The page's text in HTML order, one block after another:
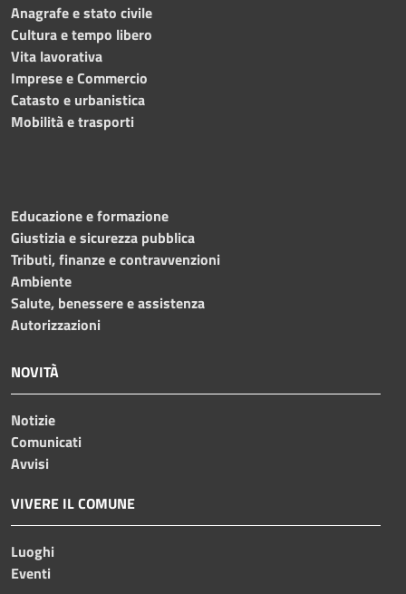
Anagrafe e stato civile
Cultura e tempo libero
Vita lavorativa
Imprese e Commercio
Catasto e urbanistica
Mobilità e trasporti
Educazione e formazione
Giustizia e sicurezza pubblica
Tributi, finanze e contravvenzioni
Ambiente
Salute, benessere e assistenza
Autorizzazioni
NOVITÀ
Notizie
Comunicati
Avvisi
VIVERE IL COMUNE
Luoghi
Eventi